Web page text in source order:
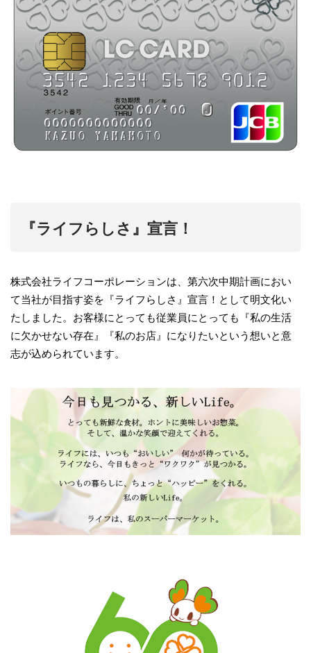
『ライフらしさ』宣言！
株式会社ライフコーポレーションは、第六次中期計画におい
て当社が目指す姿を『ライフらしさ』宣言！として明文化い
たしました。お客様にとっても従業員にとっても『私の生活
に欠かせない存在』『私のお店』になりたいという想いと意
志が込められています。